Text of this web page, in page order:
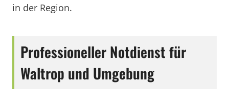
in der Region.
Professioneller Notdienst für
Waltrop und Umgebung